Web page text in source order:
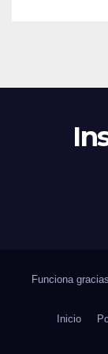
Funciona
Inicio